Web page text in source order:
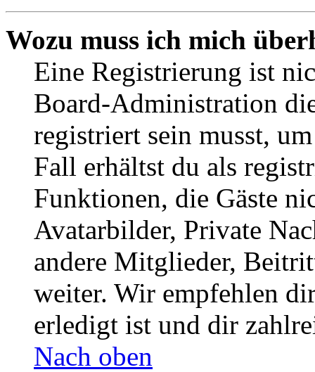
Wozu muss ich mich
Eine Registrierung ist
Board-Administration
registriert sein musst,
Fall erhältst du als
Funktionen, die Gäste
Avatarbilder, Private
andere Mitglieder,
weiter. Wir empfehlen
erledigt ist und dir
Nach oben